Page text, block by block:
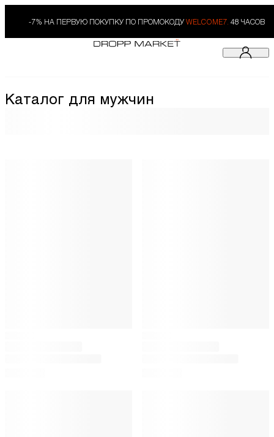
-7% НА ПЕРВУЮ ПОКУПКУ ПО ПРОМОКОДУ WELCOME7. 48 ЧАСОВ
Каталог для мужчин